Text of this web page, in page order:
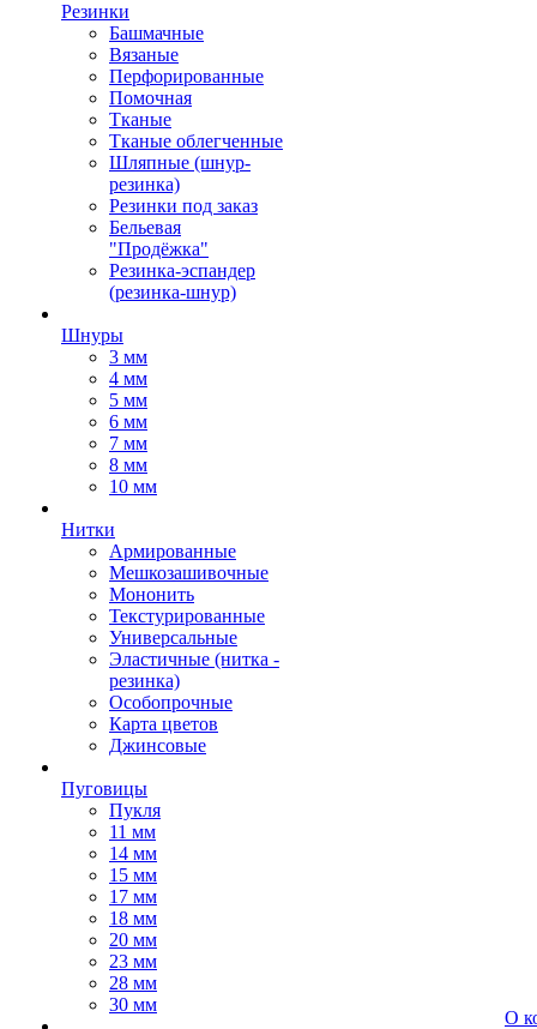
Резинки
Башмачные
Вязаные
Перфорированные
Помочная
Тканые
Тканые облегченные
Шляпные (шнур-
резинка)
Резинки под заказ
Бельевая
"Продёжка"
Резинка-эспандер
(резинка-шнур)
Шнуры
3 мм
4 мм
5 мм
6 мм
7 мм
8 мм
10 мм
Нитки
Армированные
Мешкозашивочные
Мононить
Текстурированные
Универсальные
Эластичные (нитка -
резинка)
Особопрочные
Карта цветов
Джинсовые
Пуговицы
Пукля
11 мм
14 мм
15 мм
17 мм
18 мм
20 мм
23 мм
28 мм
30 мм
О